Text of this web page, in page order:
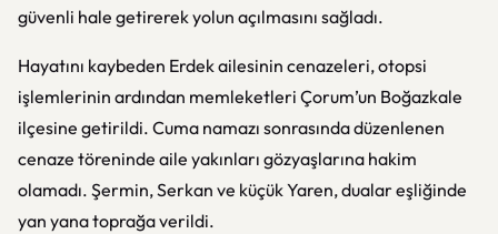
güvenli hale getirerek yolun açılmasını sağladı.
Hayatını kaybeden Erdek ailesinin cenazeleri, otopsi
işlemlerinin ardından memleketleri Çorum’un Boğazkale
ilçesine getirildi. Cuma namazı sonrasında düzenlenen
cenaze töreninde aile yakınları gözyaşlarına hakim
olamadı. Şermin, Serkan ve küçük Yaren, dualar eşliğinde
yan yana toprağa verildi.